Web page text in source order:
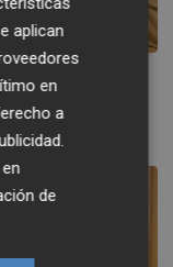
los trámites
el
aplican
en
a
de